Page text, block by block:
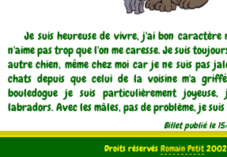
Je suis heureuse de vivre, j'ai bon caractère
n'aime pas trop que l'on me caresse. Je suis
autre chien, même chez moi car je ne suis pas
chats depuis que celui de la voisine m'a
bouledogue je suis particulièrement joyeuse,
labradors. Avec les mâles, pas de problème, je
Billet publié le
Droits réservés Romain Petit